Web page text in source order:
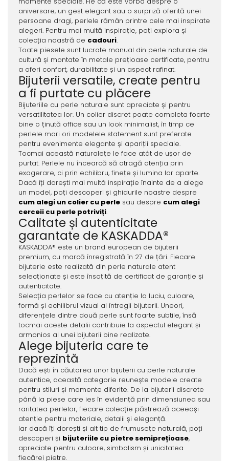
aniversare, un gest elegant sau o surpriză oferită unei
persoane dragi, perlele rămân printre cele mai inspirate
alegeri. Pentru mai multă inspirație, poți explora și
colecția noastră de cadouri.
Toate piesele sunt lucrate manual din perle naturale de
cultură și montate în metale prețioase certificate, pentru
a oferi confort, durabilitate și un aspect rafinat.
Bijuterii versatile, create pentru
a fi purtate cu plăcere
Bijuteriile cu perle naturale sunt apreciate și pentru
versatilitatea lor. Un colier discret poate completa foarte
bine o ținută office sau un look minimalist, în timp ce
perlele mari ori modelele statement sunt preferate
pentru evenimente elegante și apariții speciale.
Tocmai această naturalețe le face atât de ușor de
purtat. Perlele nu încearcă să atragă atenția prin
exagerare, ci prin echilibru, finețe și lumina lor aparte.
Dacă îți dorești mai multă inspirație înainte de a alege
un model, poți descoperi și ghidurile noastre despre
cum alegi un colier cu perlesau despre cum alegi
cerceii cu perle potriviți.
Calitate și autenticitate
garantate de KASKADDA®
KASKADDA® este un brand european de bijuterii
premium, cu marcă înregistrată în 27 de țări. Fiecare
bijuterie este realizată din perle naturale atent
selecționate și este însoțită de certificat de garanție și
autenticitate.
Selecția perlelor se face cu atenție la luciu, culoare,
formă și echilibrul vizual al întregii bijuterii. Uneori,
diferențele dintre două perle sunt foarte subtile, însă
tocmai aceste detalii contribuie la aspectul elegant și
armonios al unei bijuterii bine realizate.
Alege bijuteria care te
reprezintă
Dacă ești în căutarea unor bijuterii cu perle naturale
autentice, această categorie reunește modele create
pentru stiluri și momente diferite. De la bijuterii discrete
până la piese care ies în evidență prin dimensiunea sau
raritatea perlelor, fiecare colecție păstrează aceeași
atenție pentru materiale, detalii și eleganță.
Iar dacă îți dorești și alt tip de frumusețe naturală, poți
descoperi și bijuteriile cu pietre semiprețioase,
apreciate pentru culoare, simbolism și unicitatea
fiecărei pietre.